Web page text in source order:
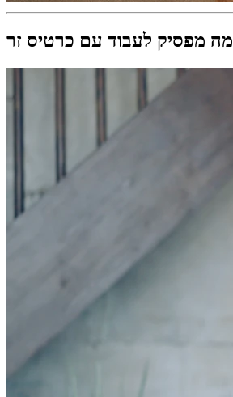
מה מפסיק לעבוד עם כרטיס זר